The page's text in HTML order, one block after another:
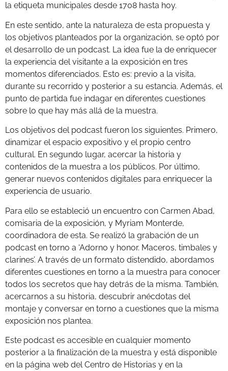
la etiqueta municipales desde 1708 hasta hoy.
En este sentido, ante la naturaleza de esta propuesta y
los objetivos planteados por la organización, se optó por
el desarrollo de un podcast. La idea fue la de enriquecer
la experiencia del visitante a la exposición en tres
momentos diferenciados. Esto es: previo a la visita,
durante su recorrido y posterior a su estancia. Además, el
punto de partida fue indagar en diferentes cuestiones
sobre lo que hay más allá de la muestra.
Los objetivos del podcast fueron los siguientes. Primero,
dinamizar el espacio expositivo y el propio centro
cultural. En segundo lugar, acercar la historia y
contenidos de la muestra a los públicos. Por último,
generar nuevos contenidos digitales para enriquecer la
experiencia de usuario.
Para ello se estableció un encuentro con Carmen Abad,
comisaria de la exposición, y Myriam Monterde,
coordinadora de esta. Se realizó la grabación de un
podcast en torno a ‘Adorno y honor. Maceros, timbales y
clarines’. A través de un formato distendido, abordamos
diferentes cuestiones en torno a la muestra para conocer
todos los secretos que hay detrás de la misma. También,
acercarnos a su historia, descubrir anécdotas del
montaje y conversar en torno a cuestiones que la misma
exposición nos plantea.
Este podcast es accesible en cualquier momento
posterior a la finalización de la muestra y está disponible
en la página web del Centro de Historias y en la